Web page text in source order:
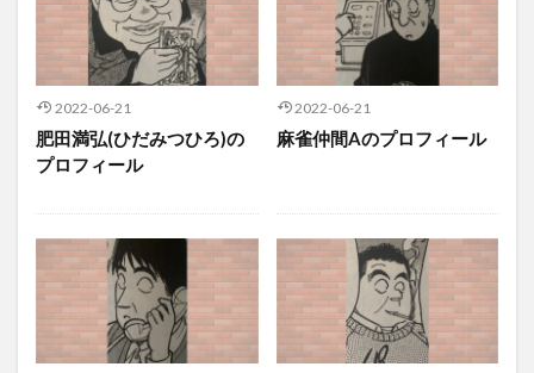
2022-06-21
肥田満弘(ひだみつひろ)の
プロフィール
2022-06-21
麻雀仲間Aのプロフィール